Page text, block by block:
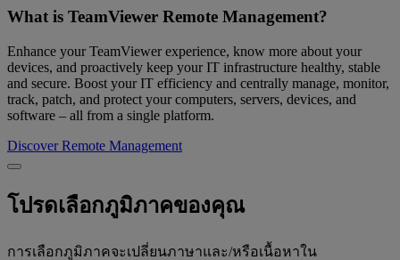
What is TeamViewer Remote Management?
Enhance your TeamViewer experience, know more about your
devices, and proactively keep your IT infrastructure healthy, stable
and secure. Boost your IT efficiency and centrally manage, monitor,
track, patch, and protect your computers, servers, devices, and
software – all from a single platform.
Discover Remote Management
โปรดเลือกภูมิภาคของคุณ
การเลือกภูมิภาคจะเปลี่ยนภาษาและ/หรือเนื้อหาใน